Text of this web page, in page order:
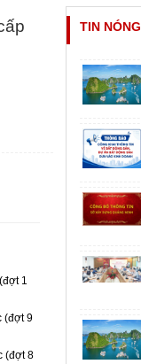
1
(đợt 9
(đợt 8
TIN NÓNG